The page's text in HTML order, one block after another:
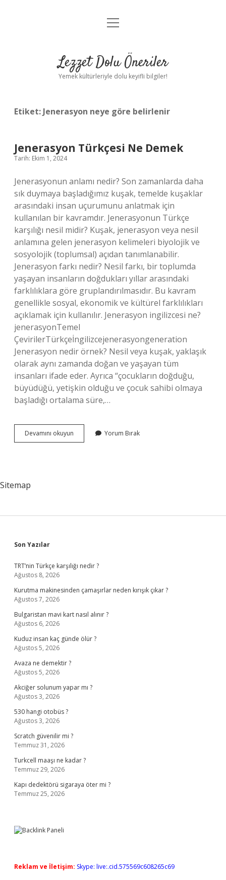
Anasayfa
Yasal Uyarı
menüyü
Lezzet Dolu Öneriler
Yemek kültürleriyle dolu keyifli bilgiler!
Etiket: Jenerasyon neye göre belirlenir
Jenerasyon Türkçesi Ne Demek
Tarih: Ekim 1, 2024
Jenerasyonun anlamı nedir? Son zamanlarda daha
sık duymaya başladığımız kuşak, temelde kuşaklar
arasındaki insan uçurumunu anlatmak için
kullanılan bir kavramdır. Jenerasyonun Türkçe
karşılığı nesil midir? Kuşak, jenerasyon veya nesil
anlamına gelen jenerasyon kelimeleri biyolojik ve
sosyolojik (toplumsal) açıdan tanımlanabilir.
Jenerasyon farkı nedir? Nesil farkı, bir toplumda
yaşayan insanların doğdukları yıllar arasındaki
farklılıklara göre gruplandırılmasıdır. Bu kavram
genellikle sosyal, ekonomik ve kültürel farklılıkları
açıklamak için kullanılır. Jenerasyon ingilizcesi ne?
jenerasyonTemel
ÇevirilerTürkçeİngilizcejenerasyongeneration
Jenerasyon nedir örnek? Nesil veya kuşak, yaklaşık
olarak aynı zamanda doğan ve yaşayan tüm
insanları ifade eder. Ayrıca “çocukların doğduğu,
büyüdüğü, yetişkin olduğu ve çocuk sahibi olmaya
başladığı ortalama süre,…
Devamını okuyun Jenerasyon
Türkçesi
Yorum Bırak
Sitemap
Sidebar
Son Yazılar
TRT’nin Türkçe karşılığı nedir ?
Ağustos 8, 2026
Kurutma makinesinden çamaşırlar neden kırışık çıkar ?
Ağustos 7, 2026
Bulgaristan mavi kart nasıl alınır ?
Ağustos 6, 2026
Kuduz insan kaç günde ölür ?
Ağustos 5, 2026
Avaza ne demektir ?
Ağustos 5, 2026
Akciğer solunum yapar mı ?
Ağustos 3, 2026
530 hangi otobüs ?
Ağustos 3, 2026
Scratch güvenilir mi ?
Temmuz 31, 2026
Turkcell maaşı ne kadar ?
Temmuz 29, 2026
Kapı dedektörü sigaraya öter mi ?
Temmuz 25, 2026
Reklam ve İletişim: Skype: live:.cid.575569c608265c69